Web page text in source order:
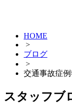
HOME
>
ブログ
>
交通事故症
スタッフブ